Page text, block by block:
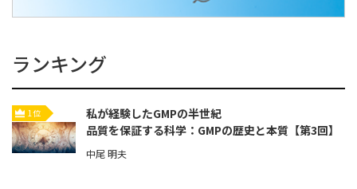
ランキング
1位
私が経験したGMPの半世紀
品質を保証する科学：GMPの歴史と本質【第3回】
中尾 明夫